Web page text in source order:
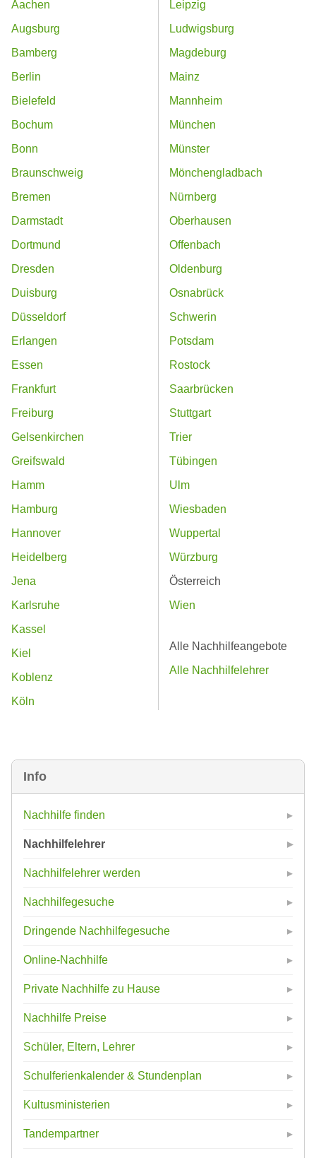
Info
Nachhilfe finden
Nachhilfelehrer
Nachhilfelehrer werden
Nachhilfegesuche
Dringende Nachhilfegesuche
Online-Nachhilfe
Private Nachhilfe zu Hause
Nachhilfe Preise
Schüler, Eltern, Lehrer
Schulferienkalender & Stundenplan
Kultusministerien
Tandempartner
Aachen
Augsburg
Bamberg
Berlin
Bielefeld
Bochum
Bonn
Braunschweig
Bremen
Darmstadt
Dortmund
Dresden
Duisburg
Düsseldorf
Erlangen
Essen
Frankfurt
Freiburg
Gelsenkirchen
Greifswald
Hamm
Hamburg
Hannover
Heidelberg
Jena
Karlsruhe
Kassel
Kiel
Koblenz
Köln
Leipzig
Ludwigsburg
Magdeburg
Mainz
Mannheim
München
Münster
Mönchengladbach
Nürnberg
Oberhausen
Offenbach
Oldenburg
Osnabrück
Schwerin
Potsdam
Rostock
Saarbrücken
Stuttgart
Trier
Tübingen
Ulm
Wiesbaden
Wuppertal
Würzburg
Österreich
Wien
Alle Nachhilfeangebote
Alle Nachhilfelehrer